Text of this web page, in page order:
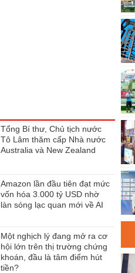
Tổng Bí thư, Chủ tịch nước
Tô Lâm thăm cấp Nhà nước
Australia và New Zealand
Amazon lần đầu tiên đạt mức
vốn hóa 3.000 tỷ USD nhờ
làn sóng lạc quan mới về AI
Một nghịch lý đang mở ra cơ
hội lớn trên thị trường chứng
khoán, đầu là tâm điểm hút
tiền?